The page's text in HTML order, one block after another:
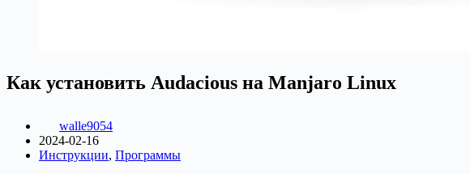
Как установить Audacious на Manjaro Linux
walle9054
2024-02-16
Инструкции, Программы